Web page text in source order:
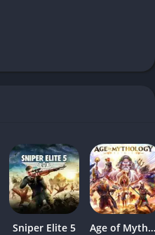
Sniper Elite 5 Age of Mythology: Retold